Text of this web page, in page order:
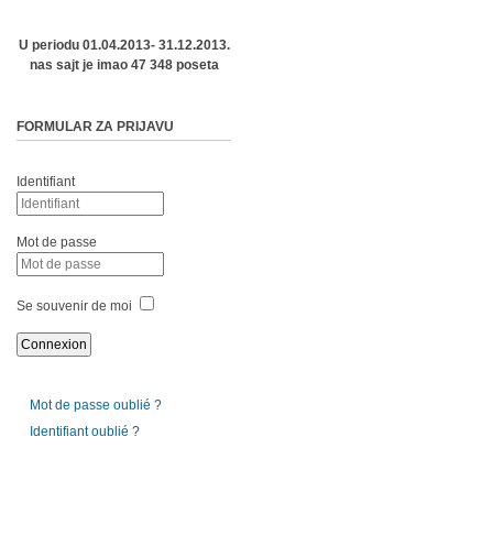
U periodu 01.04.2013- 31.12.2013.
nas sajt je imao 47 348 poseta
FORMULAR ZA PRIJAVU
Identifiant
Mot de passe
Se souvenir de moi
Mot de passe oublié ?
Identifiant oublié ?